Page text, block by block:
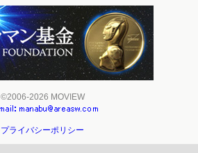
©2006-2026 MOVIEW
プライバシーポリシー